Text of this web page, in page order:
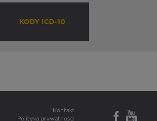
KODY ICD-10
Kontakt
Polityka prywatności